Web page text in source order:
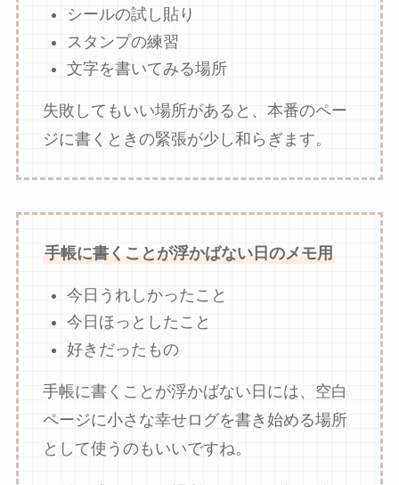
シールの試し貼り
スタンプの練習
文字を書いてみる場所
失敗してもいい場所があると、本番のペー
ジに書くときの緊張が少し和らぎます。
手帳に書くことが浮かばない日のメモ用
今日うれしかったこと
今日ほっとしたこと
好きだったもの
手帳に書くことが浮かばない日には、空白
ページに小さな幸せログを書き始める場所
として使うのもいいですね。